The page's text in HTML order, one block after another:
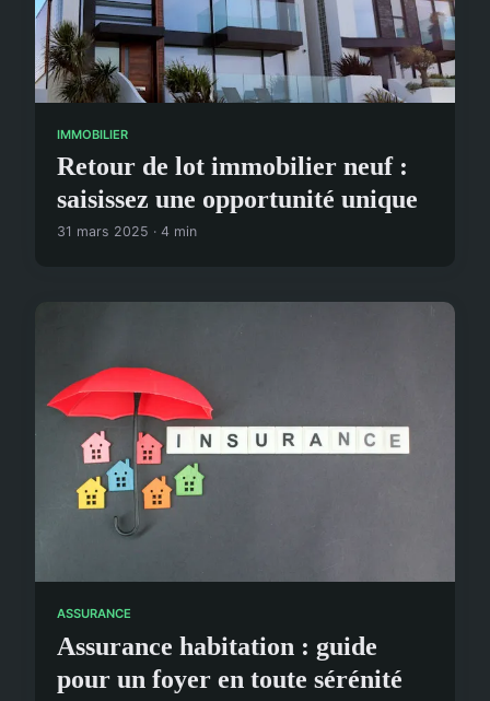
IMMOBILIER
Retour de lot immobilier neuf :
saisissez une opportunité unique
31 mars 2025 · 4 min
ASSURANCE
Assurance habitation : guide
pour un foyer en toute sérénité